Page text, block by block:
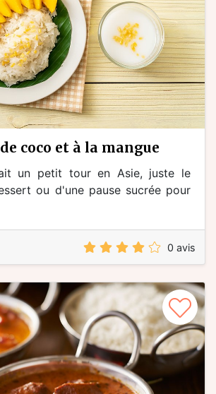
coco et à la mangue
un petit tour en Asie, juste le
ou d'une pause sucrée pour
0 avis